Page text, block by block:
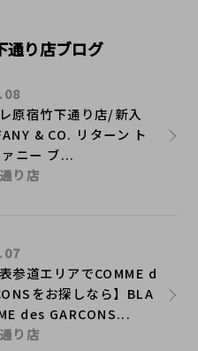
通り店ブログ
レ原宿竹下通り店/新入
& CO. リターン ト
ニー ブ...
り店
表参道エリアでCOMME d
をお探しなら】BLA
des GARCONS...
り店